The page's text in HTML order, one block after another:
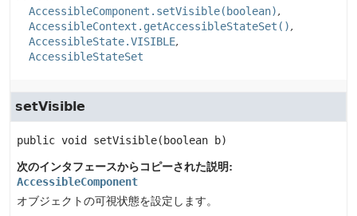
AccessibleComponent.setVisible(boolean)
AccessibleContext.getAccessibleStateSet()
AccessibleState.VISIBLE
AccessibleStateSet
setVisible
public void setVisible(boolean b)
次のインタフェースからコピーされた説明:
AccessibleComponent
オブジェクトの可視状態を設定します。